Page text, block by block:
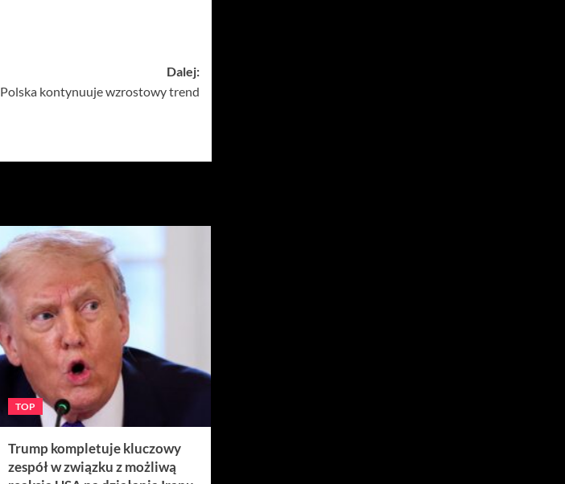
Dalej:
kontynuuje wzrostowy trend
TOP
Trump kompletuje kluczowy
zespół w związku z możliwą